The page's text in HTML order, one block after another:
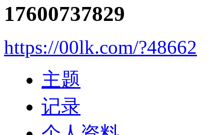
17600737829
https://00lk.com/?48662
主题
记录